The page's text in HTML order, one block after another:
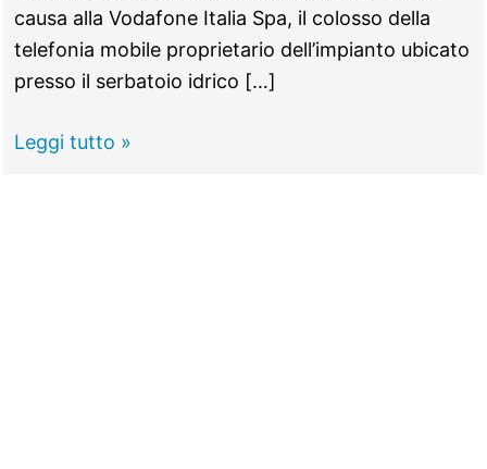
causa alla Vodafone Italia Spa, il colosso della
telefonia mobile proprietario dell’impianto ubicato
presso il serbatoio idrico […]
PALOMBARA
Leggi tutto »